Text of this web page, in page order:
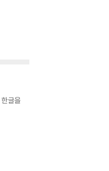
글을